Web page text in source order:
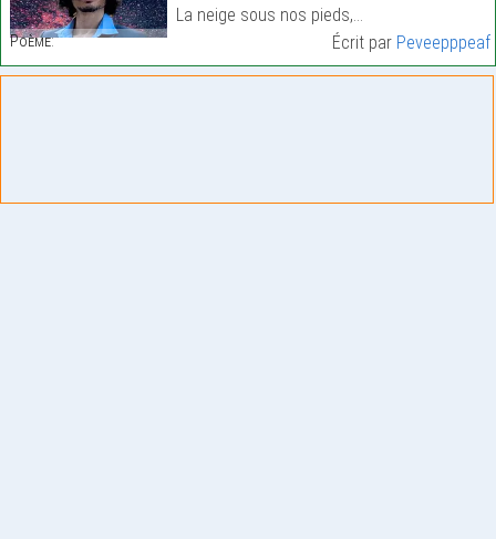
Poème:
La neige sous nos pieds,…
Écrit par Peveepppeaf